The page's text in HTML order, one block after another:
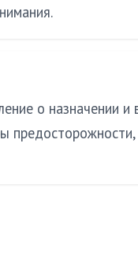
о назначении